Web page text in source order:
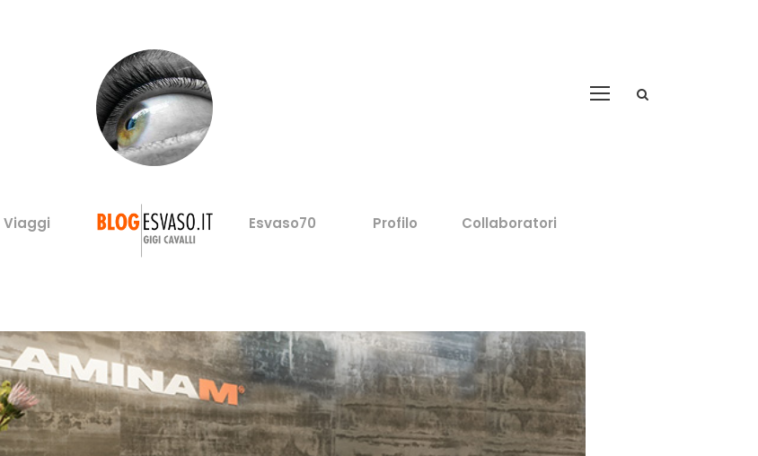
Viaggi Esvaso70 Profilo Collaboratori